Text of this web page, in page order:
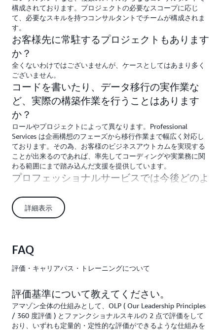
構成されております。プロジェクトの必要なスコープに応じ
て、必要なスキルを持つコンサルタントでチームが構成されま
す。
お客様先に常駐するプロジェクトもあります
か？
全くないわけではございませんが、ケースとしてはあまり多く
ございません。
コードを書いたり、データ移行の実作業な
ど、実際の構築作業を行うことはあります
か？
ロールやプロジェクトによって異なります。Professional
Services は企画構想のフェーズから移行作業まで幅広く対応し
ております。その為、お客様のビジネスアウトカムを実現する
ことが出来るのであれば、率先してコーディングや実業務に関
わる範囲にまで踏み込んだ支援を提供しています。
プロフェッショナルサービスでは今後どのよ
のでしょうか？
プロフェッショナルサービスでは大企業のお客様への支援が多
自宅・社外での作業について、どのようにセ
キュリティと情報管理をしているのでしょう
専用のソフトを使って VPN 環境を構築しており、オフィス外か
らもセキュアな環境下での業務が可能です。
ナレッジシェアはどのように行っています
か？
詳細表示
FAQ
評価・キャリアパス・トレーニングについて
評価基準について教えてください。
アマゾン全体の仕組みとして、OLP ( Our Leadership Principles
/ 360 度評価 ) とファンクショナルスキルの 2 点で評価をして
おり、いずれも定量的・定性的な評価ができるような仕組みを